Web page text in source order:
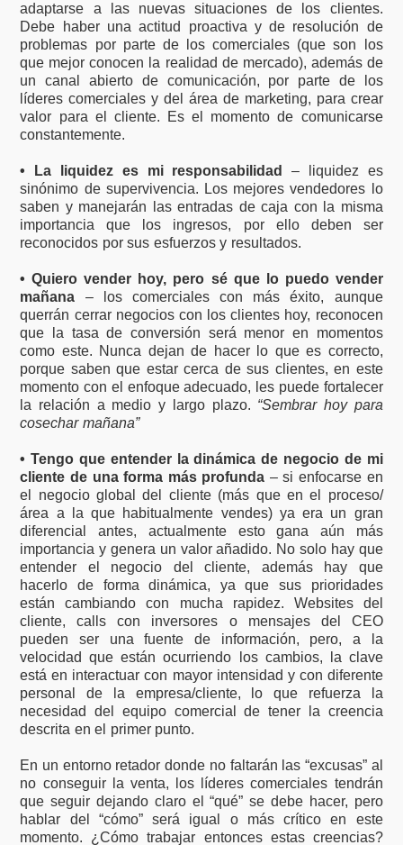
adaptarse a las nuevas situaciones de los clientes.
Debe haber una actitud proactiva y de resolución de
problemas por parte de los comerciales (que son los
que mejor conocen la realidad de mercado), además de
un canal abierto de comunicación, por parte de los
líderes comerciales y del área de marketing, para crear
valor para el cliente. Es el momento de comunicarse
constantemente.
• La liquidez es mi responsabilidad
– liquidez es
sinónimo de supervivencia. Los mejores vendedores lo
saben y manejarán las entradas de caja con la misma
importancia que los ingresos, por ello deben ser
reconocidos por sus esfuerzos y resultados.
• Quiero vender hoy, pero sé que lo puedo vender
mañana – los comerciales con más éxito, aunque
querrán cerrar negocios con los clientes hoy, reconocen
que la tasa de conversión será menor en momentos
como este. Nunca dejan de hacer lo que es correcto,
porque saben que estar cerca de sus clientes, en este
momento con el enfoque adecuado, les puede fortalecer
la relación a medio y largo plazo. “Sembrar hoy para
cosechar mañana”
• Tengo que entender la dinámica de negocio de mi
cliente de una forma más profunda – si enfocarse en
el negocio global del cliente (más que en el proceso/
área a la que habitualmente vendes) ya era un gran
diferencial antes, actualmente esto gana aún más
importancia y genera un valor añadido. No solo hay que
entender el negocio del cliente, además hay que
hacerlo de forma dinámica, ya que sus prioridades
están cambiando con mucha rapidez. Websites del
cliente, calls con inversores o mensajes del CEO
pueden ser una fuente de información, pero, a la
velocidad que están ocurriendo los cambios, la clave
está en interactuar con mayor intensidad y con diferente
personal de la empresa/cliente, lo que refuerza la
necesidad del equipo comercial de tener la creencia
descrita en el primer punto.
En un entorno retador donde no faltarán las “excusas” al
no conseguir la venta, los líderes comerciales tendrán
que seguir dejando claro el “qué” se debe hacer, pero
hablar del “cómo” será igual o más crítico en este
momento. ¿Cómo trabajar entonces estas creencias?